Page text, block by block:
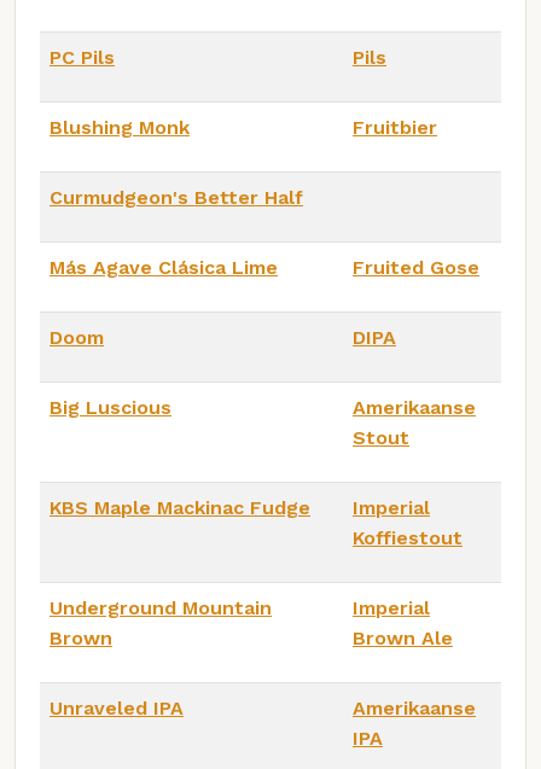
PC Pils Pils
Blushing Monk Fruitbier
Curmudgeon's Better Half
Más Agave Clásica Lime Fruited Gose
Doom DIPA
Big Luscious
Amerikaanse
Stout
KBS Maple Mackinac Fudge
Imperial
Koffiestout
Underground Mountain
Brown
Imperial
Brown Ale
Unraveled IPA
Amerikaanse
IPA